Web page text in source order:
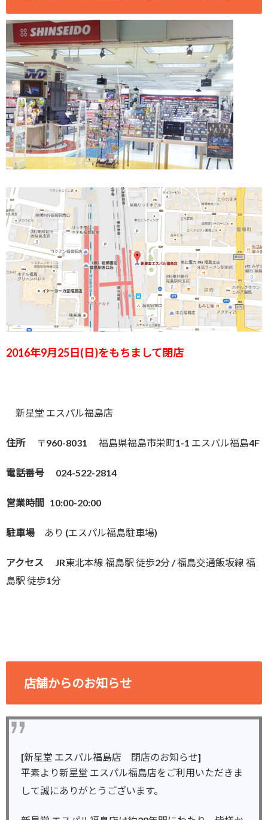
2016年9月25日(日)をもちまして閉店
新星堂 エスパル福島店
住所〒960-8031 福島県福島市栄町1-1 エスパル福島4F
電話番号 024-522-2814
営業時間 10:00-20:00
駐車場 あり (エスパル福島駐車場)
アクセス
JR東北本線 福島駅 徒歩2分 / 福島交通飯坂線 福
島駅 徒歩1分
店舗からのお知らせ
[新星堂 エスパル福島店 閉店のお知らせ]
平素より新星堂 エスパル福島店をご利用いただきま
して誠にありがとうございます。